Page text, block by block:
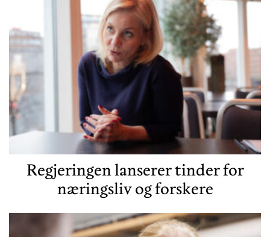
Regjeringen lanserer tinder for
næringsliv og forskere